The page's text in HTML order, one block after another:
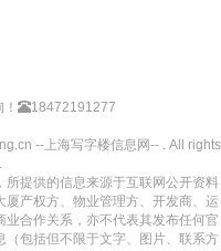
18472191277
--上海写字楼信息网-- . All rights
提供的信息来源于互联网公开资料
产权方、物业管理方、开发商、运
合作关系，亦不代表其发布任何官
包括但不限于文字、图片、联系方